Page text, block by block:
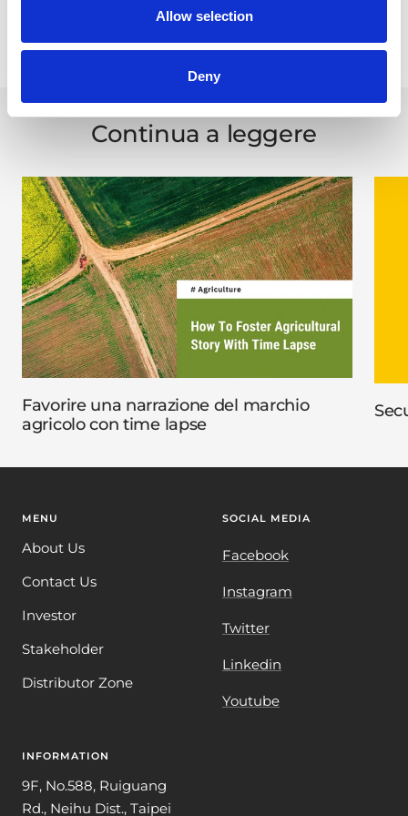
Allow selection
Deny
Condividi
Continua a leggere
Favorire una narrazione del marchio
agricolo con time lapse
MENU
About Us
Contact Us
Investor
Stakeholder
Distributor Zone
SOCIAL MEDIA
Facebook
Instagram
Twitter
Linkedin
Youtube
INFORMATION
9F, No.588, Ruiguang
Rd., Neihu Dist., Taipei